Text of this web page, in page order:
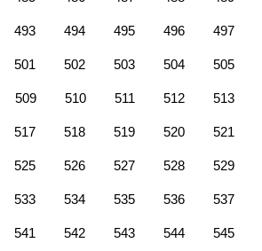
493 494 495 496 497
501 502 503 504 505
509 510 511 512 513
517 518 519 520 521
525 526 527 528 529
533 534 535 536 537
541 542 543 544 545